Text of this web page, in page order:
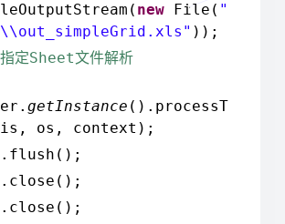
new File( "
));
指定Sheet文件解析
getInstance ().processT
os, context);